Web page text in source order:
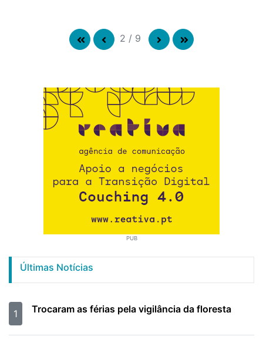
2 / 9
PUB
Últimas Notícias
1 Trocaram as férias pela vigilância da floresta